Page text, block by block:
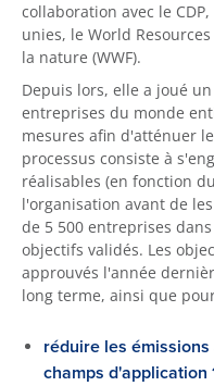
collaboration avec le
unies, le World
la nature (WWF).
Depuis lors, elle a joué
entreprises du monde
mesures afin d'atténuer
processus consiste à
réalisables (en fonction
l'organisation avant de
de 5 500 entreprises
objectifs validés. Les
approuvés l'année
long terme, ainsi que
réduire les
champs d'application